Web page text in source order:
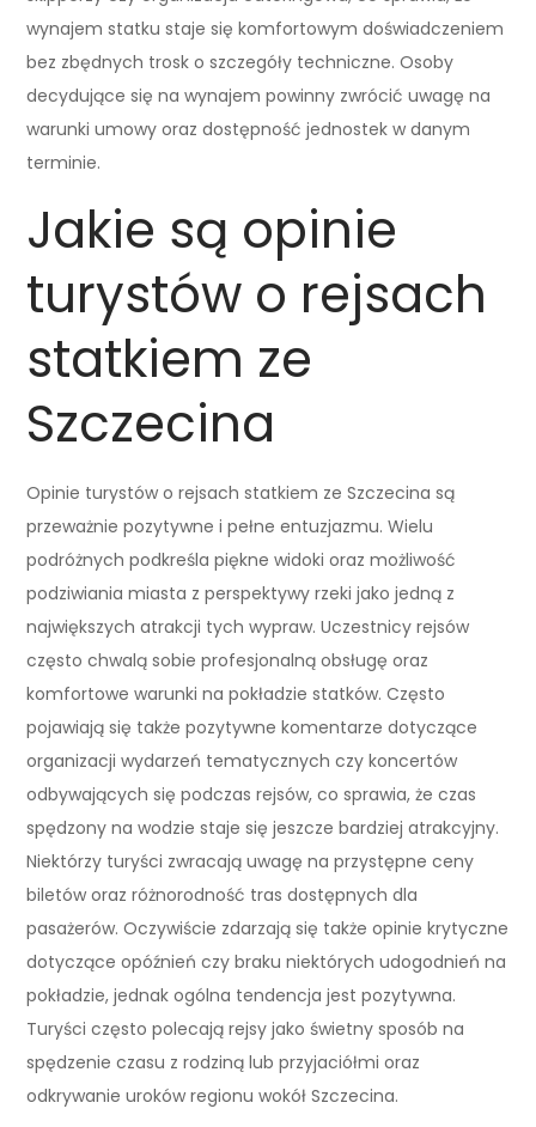
wynajem statku staje się komfortowym doświadczeniem
bez zbędnych trosk o szczegóły techniczne. Osoby
decydujące się na wynajem powinny zwrócić uwagę na
warunki umowy oraz dostępność jednostek w danym
terminie.
Jakie są opinie
turystów o rejsach
statkiem ze
Szczecina
Opinie turystów o rejsach statkiem ze Szczecina są
przeważnie pozytywne i pełne entuzjazmu. Wielu
podróżnych podkreśla piękne widoki oraz możliwość
podziwiania miasta z perspektywy rzeki jako jedną z
największych atrakcji tych wypraw. Uczestnicy rejsów
często chwalą sobie profesjonalną obsługę oraz
komfortowe warunki na pokładzie statków. Często
pojawiają się także pozytywne komentarze dotyczące
organizacji wydarzeń tematycznych czy koncertów
odbywających się podczas rejsów, co sprawia, że czas
spędzony na wodzie staje się jeszcze bardziej atrakcyjny.
Niektórzy turyści zwracają uwagę na przystępne ceny
biletów oraz różnorodność tras dostępnych dla
pasażerów. Oczywiście zdarzają się także opinie krytyczne
dotyczące opóźnień czy braku niektórych udogodnień na
pokładzie, jednak ogólna tendencja jest pozytywna.
Turyści często polecają rejsy jako świetny sposób na
spędzenie czasu z rodziną lub przyjaciółmi oraz
odkrywanie uroków regionu wokół Szczecina.